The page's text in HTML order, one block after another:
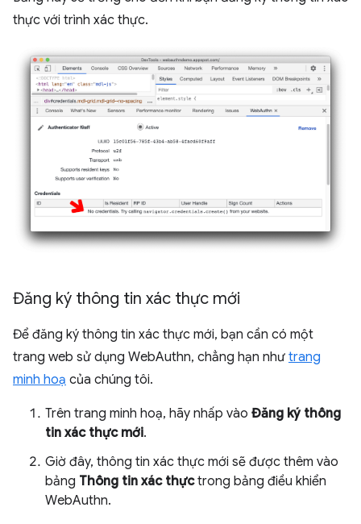
thực với trình xác thực.
Đăng ký thông tin xác thực mới
Để đăng ký thông tin xác thực mới, bạn cần có một
trang web sử dụng WebAuthn, chẳng hạn như trang
minh hoạ của chúng tôi.
Trên trang minh hoạ, hãy nhấp vào Đăng ký thông
tin xác thực mới.
Giờ đây, thông tin xác thực mới sẽ được thêm vào
bảng Thông tin xác thựctrong bảng điều khiển
WebAuthn.